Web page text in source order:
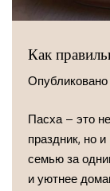
Как
Опубликовано
Пасха – это
праздник, но
семью за
и уютнее